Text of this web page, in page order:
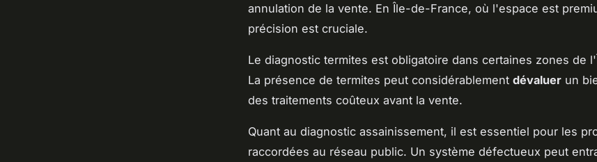
annulation de la vente. En Île-de-France, où l'espace est
précision est cruciale.
Le diagnostic termites est obligatoire dans certaines zones de
La présence de termites peut considérablement dévaluer un
des traitements coûteux avant la vente.
Quant au diagnostic assainissement, il est essentiel pour les
raccordées au réseau public. Un système défectueux peut